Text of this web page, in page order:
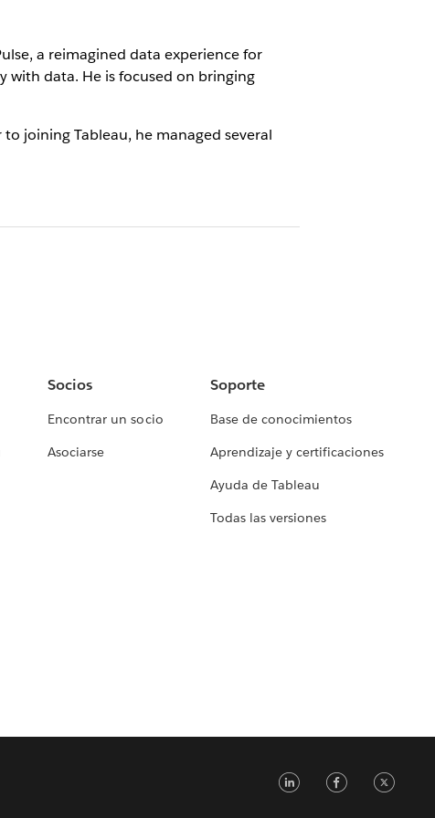
a reimagined data experience for
with data. He is focused on bringing
joining Tableau, he managed several
Socios
Encontrar un socio
Asociarse
Soporte
Base de conocimientos
Aprendizaje y certificaciones
Ayuda de Tableau
Todas las versiones
LinkedIn